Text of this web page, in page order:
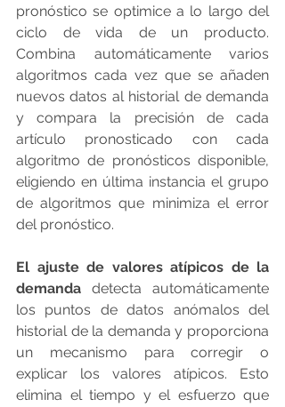
pronóstico se optimice a lo largo del
ciclo de vida de un producto.
Combina automáticamente varios
algoritmos cada vez que se añaden
nuevos datos al historial de demanda
y compara la precisión de cada
artículo pronosticado con cada
algoritmo de pronósticos disponible,
eligiendo en última instancia el grupo
de algoritmos que minimiza el error
del pronóstico.
El ajuste de valores atípicos de la
demanda detecta automáticamente
los puntos de datos anómalos del
historial de la demanda y proporciona
un mecanismo para corregir o
explicar los valores atípicos. Esto
elimina el tiempo y el esfuerzo que